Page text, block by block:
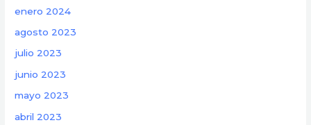
enero 2024
agosto 2023
julio 2023
junio 2023
mayo 2023
abril 2023